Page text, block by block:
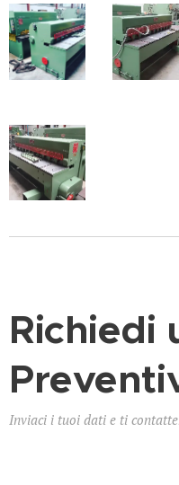
Richiedi
Inviaci i tuoi dati e ti